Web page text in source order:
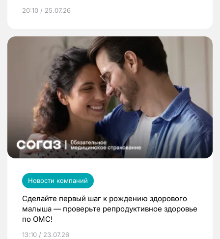
20:10 / 25.07.26
Новости компаний
Сделайте первый шаг к рождению здорового
малыша — проверьте репродуктивное здоровье
по ОМС!
13:10 / 23.07.26